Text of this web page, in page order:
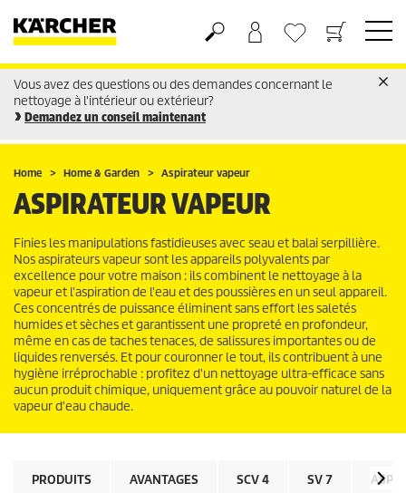
Panier
Liste d'envies
Vous avez des questions ou des demandes concernant le
nettoyage à l'intérieur ou extérieur?
Demandez un conseil maintenant
Home Home & Garden Aspirateur vapeur
ASPIRATEUR VAPEUR
Finies les manipulations fastidieuses avec seau et balai serpillière.
Nos aspirateurs vapeur sont les appareils polyvalents par
excellence pour votre maison : ils combinent le nettoyage à la
vapeur et l'aspiration de l'eau et des poussières en un seul appareil.
Ces concentrés de puissance éliminent sans effort les saletés
humides et sèches et garantissent une propreté en profondeur,
même en cas de taches tenaces, de salissures importantes ou de
liquides renversés. Et pour couronner le tout, ils contribuent à une
hygiène irréprochable : profitez d'un nettoyage ultra-efficace sans
aucun produit chimique, uniquement grâce au pouvoir naturel de la
vapeur d'eau chaude.
PRODUITS AVANTAGES SCV 4 SV 7